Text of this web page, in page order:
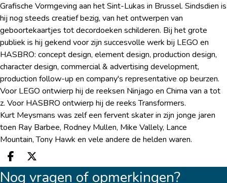
Grafische Vormgeving aan het Sint-Lukas in Brussel. Sindsdien is
hij nog steeds creatief bezig, van het ontwerpen van
geboortekaartjes tot decordoeken schilderen. Bij het grote
publiek is hij gekend voor zijn succesvolle werk bij LEGO en
HASBRO: concept design, element design, production design,
character design, commercial & advertising development,
production follow-up en company's representative op beurzen.
Voor LEGO ontwierp hij de reeksen Ninjago en Chima van a tot
z. Voor HASBRO ontwierp hij de reeks Transformers.
Kurt Meysmans was zelf een fervent skater in zijn jonge jaren
toen Ray Barbee, Rodney Mullen, Mike Vallely, Lance
Mountain, Tony Hawk en vele andere de helden waren.
Deel op facebook
Deel op X
Nog vragen of opmerkingen?